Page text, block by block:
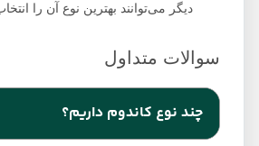
دیگر می‌توانند بهترین نوع آن را انتخاب
چند نوع کاندوم داریم؟